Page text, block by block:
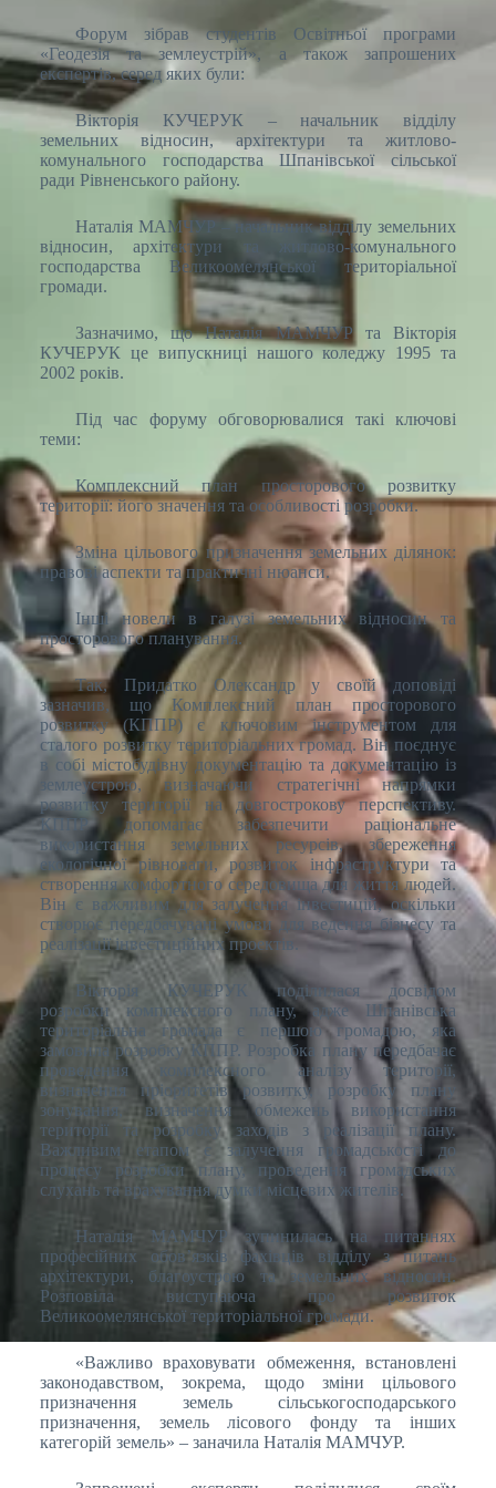
Форум зібрав студентів Освітньої програми
«Геодезія та землеустрій», а також запрошених
експертів, серед яких були:
Вікторія КУЧЕРУК – начальник відділу
земельних відносин, архітектури та житлово-
комунального господарства Шпанівської сільської
ради Рівненського району.
Наталія МАМЧУР – начальник відділу земельних
відносин, архітектури та житлово-комунального
господарства Великоомелянської територіальної
громади.
Зазначимо, що Наталія МАМЧУР та Вікторія
КУЧЕРУК це випускниці нашого коледжу 1995 та
2002 років.
Під час форуму обговорювалися такі ключові
теми:
Комплексний план просторового розвитку
території: його значення та особливості розробки.
Зміна цільового призначення земельних ділянок:
правові аспекти та практичні нюанси.
Інші новели в галузі земельних відносин та
просторового планування.
Так, Придатко Олександр у своїй доповіді
зазначив, що Комплексний план просторового
розвитку (КППР) є ключовим інструментом для
сталого розвитку територіальних громад. Він поєднує
в собі містобудівну документацію та документацію із
землеустрою, визначаючи стратегічні напрямки
розвитку території на довгострокову перспективу.
КППР допомагає забезпечити раціональне
використання земельних ресурсів, збереження
екологічної рівноваги, розвиток інфраструктури та
створення комфортного середовища для життя людей.
Він є важливим для залучення інвестицій, оскільки
створює передбачувані умови для ведення бізнесу та
реалізації інвестиційних проектів.
Вікторія КУЧЕРУК поділилася досвідом
розробки комплексного плану, адже Шпанівська
територіальна громада є першою громадою, яка
замовила розробку КППР. Розробка плану передбачає
проведення комплексного аналізу території,
визначення пріоритетів розвитку, розробку плану
зонування, визначення обмежень використання
території та розробку заходів з реалізації плану.
Важливим етапом є залучення громадськості до
процесу розробки плану, проведення громадських
слухань та врахування думки місцевих жителів.
Наталія МАМЧУР зупинилась на питаннях
професійних обов’язків фахівців відділу з питань
архітектури, благоустрою та земельних відносин.
Розповіла виступаюча про розвиток
Великоомелянської територіальної громади.
«Важливо враховувати обмеження, встановлені
законодавством, зокрема, щодо зміни цільового
призначення земель сільськогосподарського
призначення, земель лісового фонду та інших
категорій земель» – заначила Наталія МАМЧУР.